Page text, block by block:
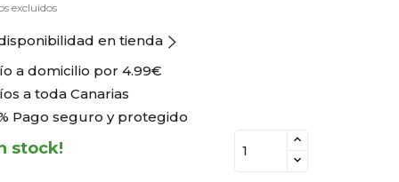
excluidos
en tienda
a domicilio por 4.99€
a toda Canarias
Pago seguro y protegido
stock!